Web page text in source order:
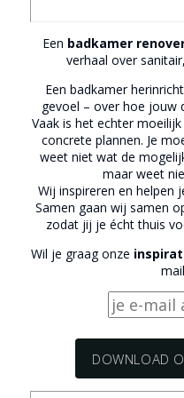
Een badkamer
verhaal over
Een badkamer
gevoel – over hoe jouw
Vaak is het echter
concrete plannen. Je
weet niet wat de
maar weet
Wij inspireren en helpen
Samen gaan wij samen
zodat jij je écht thuis
Wil je graag onze